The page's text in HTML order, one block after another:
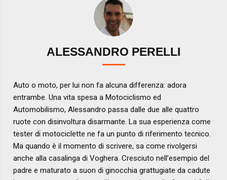
ALESSANDRO PERELLI
Auto o moto, per lui non fa alcuna differenza: adora
entrambe. Una vita spesa a Motociclismo ed
Automobilismo, Alessandro passa dalle due alle quattro
ruote con disinvoltura disarmante. La sua esperienza come
tester di motociclette ne fa un punto di riferimento tecnico.
Ma quando è il momento di scrivere, sa come rivolgersi
anche alla casalinga di Voghera. Cresciuto nell’esempio del
padre e maturato a suon di ginocchia grattugiate da cadute